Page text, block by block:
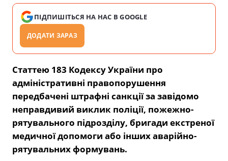
ПІДПИШІТЬСЯ НА НАС В GOOGLE
ДОДАТИ ЗАРАЗ
Статтею 183 Кодексу України про
адміністративні правопорушення
передбачені штрафні санкції за завідомо
неправдивий виклик поліції, пожежно-
рятувального підрозділу, бригади екстреної
медичної допомоги або інших аварійно-
рятувальних формувань.